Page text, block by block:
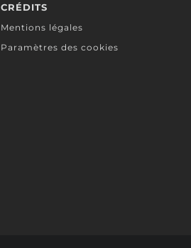
CRÉDITS
Mentions légales
Paramètres des cookies